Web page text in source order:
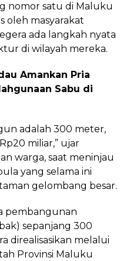
nomor satu di Maluku
oleh masyarakat
ada langkah nyata
di wilayah mereka.
Amankan Pria
Sabu di
adalah 300 meter,
miliar,” ujar
warga, saat meninjau
yang selama ini
gelombang besar.
pembangunan
sepanjang 300
direalisasikan melalui
Provinsi Maluku